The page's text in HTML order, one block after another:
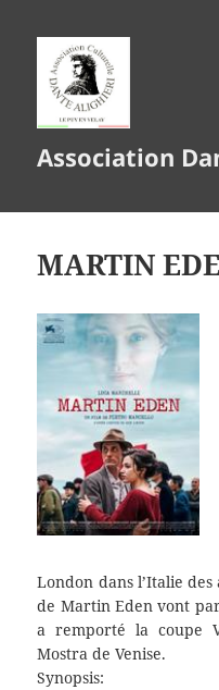
Association
MARTIN
London dans l’Italie
de Martin Eden vont
a remporté la coupe
Mostra de Venise.
Synopsis: